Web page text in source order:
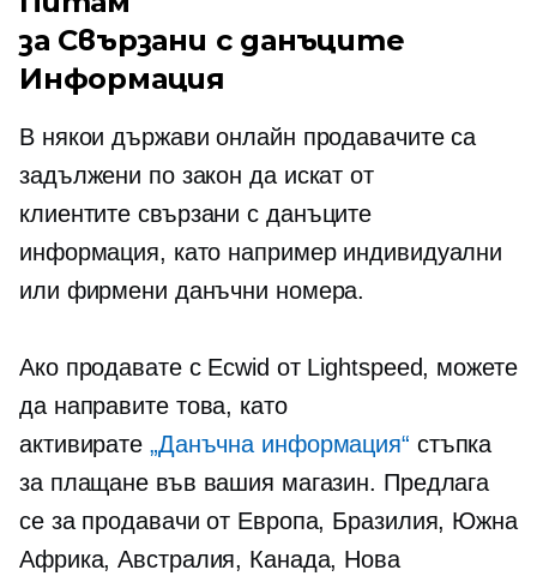
за Свързани с данъците
Информация
В някои държави онлайн продавачите са
задължени по закон да искат от
клиентитесвързани с данъците
информация, като например индивидуални
или фирмени данъчни номера.
Ако продавате с Ecwid от Lightspeed, можете
да направите това, като
активирате „Данъчна информация“ стъпка
за плащане във вашия магазин. Предлага
се за продавачи от Европа, Бразилия, Южна
Африка, Австралия, Канада, Нова